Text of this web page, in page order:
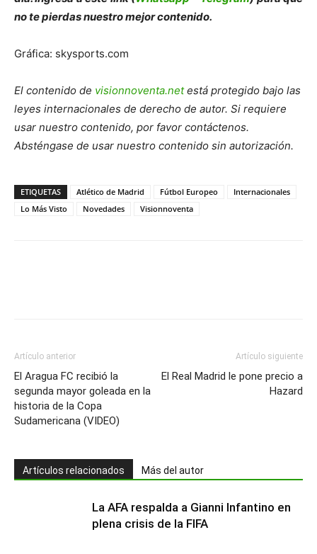
no te pierdas nuestro mejor contenido.
Gráfica: skysports.com
El contenido de visionnoventa.netestá protegido bajo las
leyes internacionales de derecho de autor. Si requiere
usar nuestro contenido, por favor contáctenos.
Absténgase de usar nuestro contenido sin autorización.
ETIQUETAS Atlético de Madrid Fútbol Europeo
Internacionales
Lo Más Visto
Novedades Visionnoventa
Artículo anterior
El Aragua FC recibió la
segunda mayor goleada en la
historia de la Copa
Sudamericana (VIDEO)
Artículo siguiente
El Real Madrid le pone precio a
Hazard
Artículos relacionados Más del autor
La AFA respalda a Gianni Infantino en
plena crisis de la FIFA